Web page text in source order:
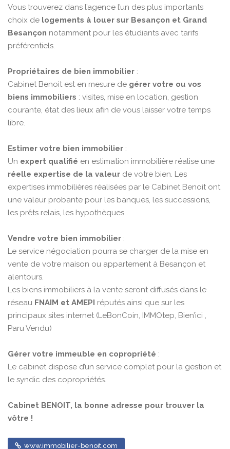
Vous trouverez dans l’agence l’un des plus importants
choix de logements à louer sur Besançon et Grand
Besançon notamment pour les étudiants avec tarifs
préférentiels.
Propriétaires de bien immobilier :
Cabinet Benoit est en mesure de gérer votre ou vos
biens immobiliers : visites, mise en location, gestion
courante, état des lieux afin de vous laisser votre temps
libre.
Estimer votre bien immobilier :
Un expert qualifié en estimation immobilière réalise une
réelle expertise de la valeur de votre bien. Les
expertises immobilières réalisées par le Cabinet Benoit ont
une valeur probante pour les banques, les successions,
les prêts relais, les hypothèques…
Vendre votre bien immobilier :
Le service négociation pourra se charger de la mise en
vente de votre maison ou appartement à Besançon et
alentours.
Les biens immobiliers à la vente seront diffusés dans le
réseau FNAIM et AMEPI réputés ainsi que sur les
principaux sites internet (LeBonCoin, IMMOtep, Bien’ici ,
Paru Vendu)
Gérer votre immeuble en copropriété :
Le cabinet dispose d’un service complet pour la gestion et
le syndic des copropriétés.
Cabinet BENOIT, la bonne adresse pour trouver la
vôtre !
www.immobilier-benoit.com